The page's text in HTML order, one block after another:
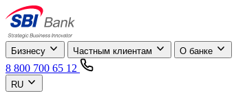
Бизнесу Частным клиентам О банке
8 800 700 65 12
RU